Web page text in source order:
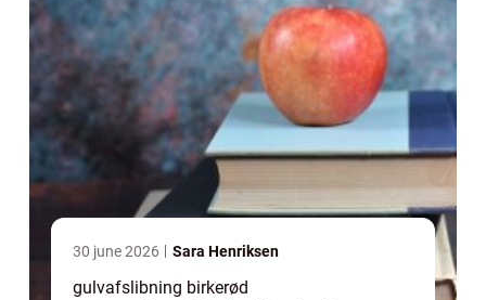
30 june 2026 Sara Henriksen
gulvafslibning birkerød